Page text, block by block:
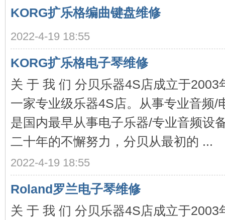
KORG扩乐格编曲键盘维修
2022-4-19 18:55
KORG扩乐格电子琴维修
关 于 我 们 分贝乐器4S店成立于2003
一家专业级乐器4S店。从事专业音频/
是国内最早从事电子乐器/专业音频设
二十年的不懈努力，分贝从最初的 ...
2022-4-19 18:55
Roland罗兰电子琴维修
关 于 我 们 分贝乐器4S店成立于2003